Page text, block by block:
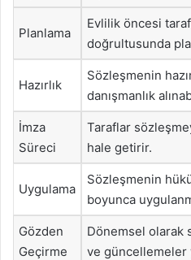
Planlama
Evlilik öncesi
doğrultusunda
Hazırlık
Sözleşmenin
danışmanlık
İmza
Süreci
Taraflar
hale getirir.
Uygulama
Sözleşmenin
boyunca
Gözden
Geçirme
Dönemsel olarak
ve güncellemeler